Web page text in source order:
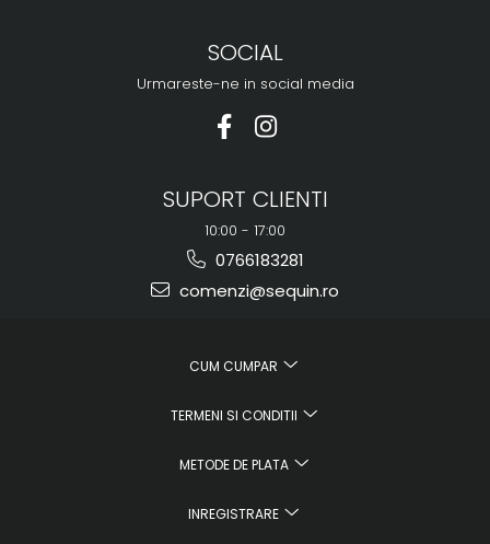
SOCIAL
Urmareste-ne in social media
SUPORT CLIENTI
10:00 - 17:00
0766183281
comenzi@sequin.ro
CUM CUMPAR
TERMENI SI CONDITII
METODE DE PLATA
INREGISTRARE